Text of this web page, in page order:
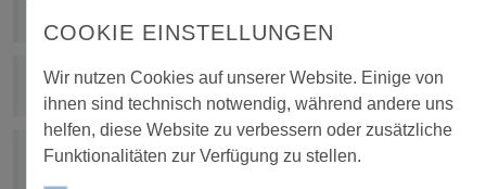
SEO Suchmaschinen-Optimierung
Social Media Grundlagen
COOKIE EINSTELLUNGEN
Wir nutzen Cookies auf unserer Website. Einige von
ihnen sind technisch notwendig, während andere uns
helfen, diese Website zu verbessern oder zusätzliche
Funktionalitäten zur Verfügung zu stellen.